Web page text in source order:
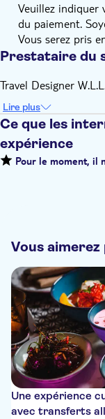
Veuillez indiquer
du paiement.
Vous serez pris
Prestataire du
Travel Designer
Lire plus
Ce que les
expérience
Pour le moment, il
Vous
Une expérience
avec transferts